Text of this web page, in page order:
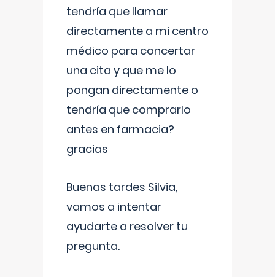
tendría que llamar
directamente a mi centro
médico para concertar
una cita y que me lo
pongan directamente o
tendría que comprarlo
antes en farmacia?
gracias
Buenas tardes Silvia,
vamos a intentar
ayudarte a resolver tu
pregunta.